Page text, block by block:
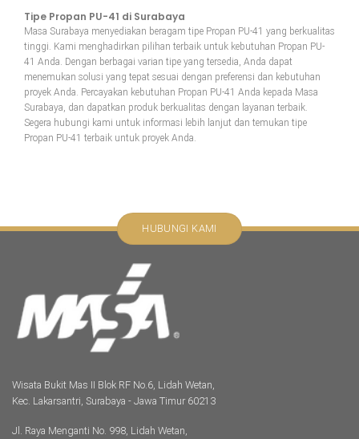
Tipe Propan PU-41 di Surabaya
Masa Surabaya menyediakan beragam tipe Propan PU-41 yang berkualitas
tinggi. Kami menghadirkan pilihan terbaik untuk kebutuhan Propan PU-
41 Anda. Dengan berbagai varian tipe yang tersedia, Anda dapat
menemukan solusi yang tepat sesuai dengan preferensi dan kebutuhan
proyek Anda. Percayakan kebutuhan Propan PU-41 Anda kepada Masa
Surabaya, dan dapatkan produk berkualitas dengan layanan terbaik.
Segera hubungi kami untuk informasi lebih lanjut dan temukan tipe
Propan PU-41 terbaik untuk proyek Anda.
Wisata Bukit Mas II Blok RF No.6, Lidah Wetan,
Kec. Lakarsantri, Surabaya - Jawa Timur 60213
Jl. Raya Menganti No. 998, Lidah Wetan,
HUBUNGI KAMI